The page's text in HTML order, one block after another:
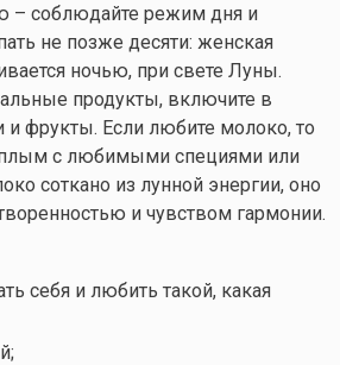
– соблюдайте режим дня и
не позже десяти: женская
ночью, при свете Луны.
продукты, включите в
фрукты. Если любите молоко, то
с любимыми специями или
соткано из лунной энергии, оно
и чувством гармонии.
себя и любить такой, какая